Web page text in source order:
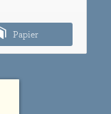
Papier